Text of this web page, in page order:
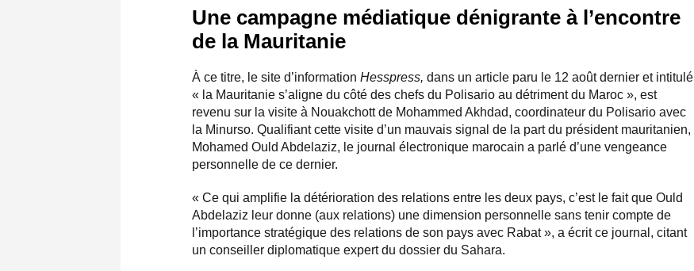
Une campagne médiatique dénigrante à l’encontre
de la Mauritanie
À ce titre, le site d’information Hesspress, dans un article paru le 12 août dernier et intitulé
« la Mauritanie s’aligne du côté des chefs du Polisario au détriment du Maroc », est
revenu sur la visite à Nouakchott de Mohammed Akhdad, coordinateur du Polisario avec
la Minurso. Qualifiant cette visite d’un mauvais signal de la part du président mauritanien,
Mohamed Ould Abdelaziz, le journal électronique marocain a parlé d’une vengeance
personnelle de ce dernier.
« Ce qui amplifie la détérioration des relations entre les deux pays, c’est le fait que Ould
Abdelaziz leur donne (aux relations) une dimension personnelle sans tenir compte de
l’importance stratégique des relations de son pays avec Rabat », a écrit ce journal, citant
un conseiller diplomatique expert du dossier du Sahara.